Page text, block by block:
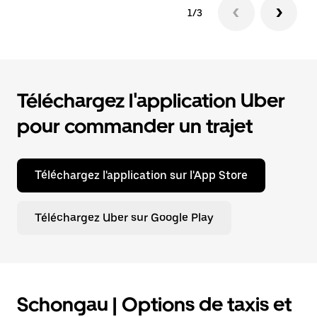
1/3
Téléchargez l'application Uber
pour commander un trajet
Téléchargez l'application sur l'App Store
Téléchargez Uber sur Google Play
Schongau | Options de taxis et